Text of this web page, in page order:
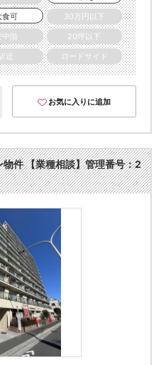
食可
30万円以下
中階
20坪以下
近 ロードサイド
お気に入りに追加
件 【業種相談】管理番号：2